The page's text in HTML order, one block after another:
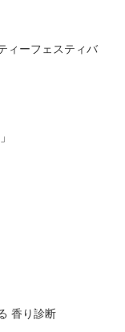
ィーフェスティバ
香り診断